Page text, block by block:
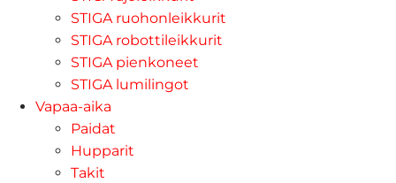
STIGA ruohonleikkurit
STIGA robottileikkurit
STIGA pienkoneet
STIGA lumilingot
Vapaa-aika
Paidat
Hupparit
Takit